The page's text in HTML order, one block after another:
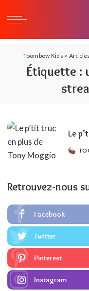
Toombow Kids > Articles
Étiquette :
Le
Retrouvez-nous
Facebook
Twitter
Pinterest
Instagram